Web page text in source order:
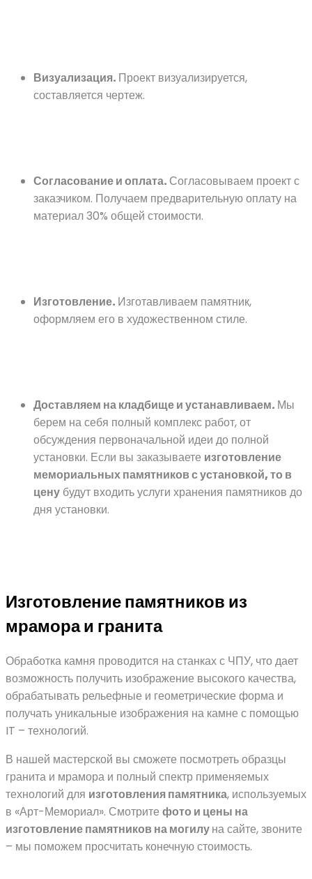
Визуализация. Проект визуализируется,
составляется чертеж.
Согласование и оплата. Согласовываем проект с
заказчиком. Получаем предварительную оплату на
материал 30% общей стоимости.
Изготовление. Изготавливаем памятник,
оформляем его в художественном стиле.
Доставляем на кладбище и устанавливаем. Мы
берем на себя полный комплекс работ, от
обсуждения первоначальной идеи до полной
установки. Если вы заказываете изготовление
мемориальных памятников с установкой, то в
цену будут входить услуги хранения памятников до
дня установки.
Изготовление памятников из
мрамора и гранита
Обработка камня проводится на станках с ЧПУ, что дает
возможность получить изображение высокого качества,
обрабатывать рельефные и геометрические форма и
получать уникальные изображения на камне с помощью
IT – технологий.
В нашей мастерской вы сможете посмотреть образцы
гранита и мрамора и полный спектр применяемых
технологий для изготовления памятника, используемых
в «Арт-Мемориал». Смотрите фото и цены на
изготовление памятников на могилуна сайте, звоните
– мы поможем просчитать конечную стоимость.